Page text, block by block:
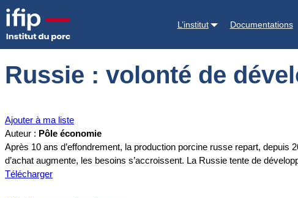
L’institut Documentations
Accueil Documentations
Russie : volonté de
Ajouter à ma liste
Auteur : Pôle économie
Après 10 ans d’effondrement, la production porcine russe repart,
d’achat augmente, les besoins s’accroissent. La Russie tente de
Télécharger